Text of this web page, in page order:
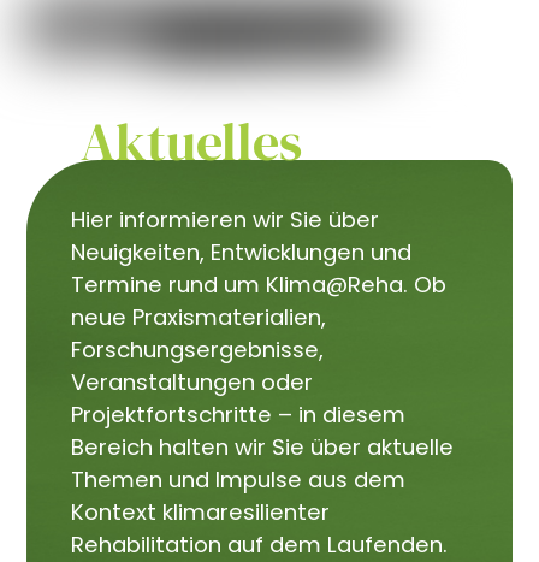
Aktuelles
Hier informieren wir Sie über
Neuigkeiten, Entwicklungen und
Termine rund um Klima@Reha. Ob
neue Praxismaterialien,
Forschungsergebnisse,
Veranstaltungen oder
Projektfortschritte – in diesem
Bereich halten wir Sie über aktuelle
Themen und Impulse aus dem
Kontext klimaresilienter
Rehabilitation auf dem Laufenden.